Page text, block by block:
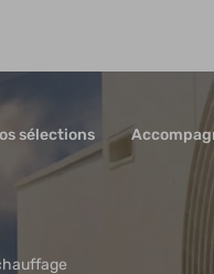
sélections